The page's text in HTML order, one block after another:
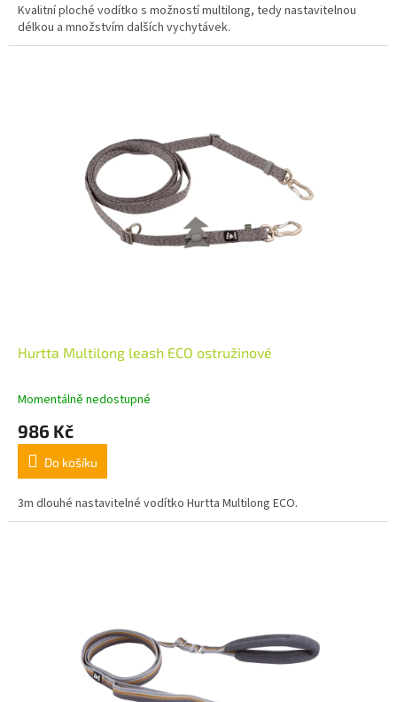
Kvalitní ploché vodítko s možností multilong, tedy nastavitelnou
délkou a množstvím dalších vychytávek.
Hurtta Multilong leash ECO ostružinové
Momentálně nedostupné
986 Kč
Do košíku
3m dlouhé nastavitelné vodítko Hurtta Multilong ECO.